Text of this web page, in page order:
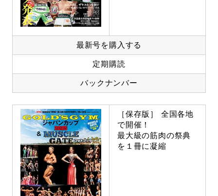
最新号を購入する
定期購読
バックナンバー
［保存版］ 全国各地
で開催！
最大級の筋肉の祭典
を１冊に凝縮